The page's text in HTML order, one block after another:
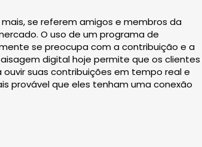
se referem amigos e membros da
O uso de um programa de
se preocupa com a contribuição e a
digital hoje permite que os clientes
suas contribuições em tempo real e
provável que eles tenham uma conexão